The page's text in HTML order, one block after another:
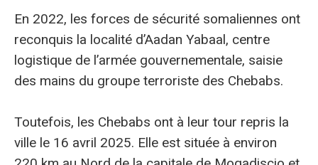
En 2022, les forces de sécurité somaliennes ont
reconquis la localité d’Aadan Yabaal, centre
logistique de l’armée gouvernementale, saisie
des mains du groupe terroriste des Chebabs.
Toutefois, les Chebabs ont à leur tour repris la
ville le 16 avril 2025. Elle est située à environ